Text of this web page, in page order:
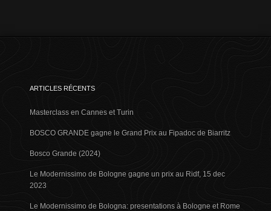
ARTICLES RÉCENTS
Masterclass en Cannes et Turin
BOSCO GRANDE gagne le Grand Prix au Fipadoc de Biarritz
Bosco Grande (2024)
Le Modernissimo de Bologne gagne un prix au Ridf, 15 dec
2023
Le Modernissimo de Bologna: presentations à Bologne et Rome